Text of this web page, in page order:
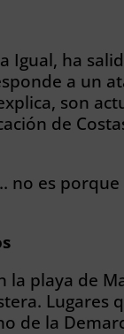
Igual, ha
a un
son
de
no es
playa de
Lugares
de la